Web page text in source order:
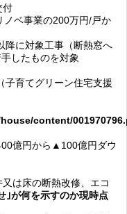
付
ベ事業の200万円/戸か
に対象工事（断熱窓へ
したものを対象
（子育てグリーン住宅支援
content/
億円から▲100億円ダウ
は床の断熱改修、エコ
｣が何を示すのか現時点